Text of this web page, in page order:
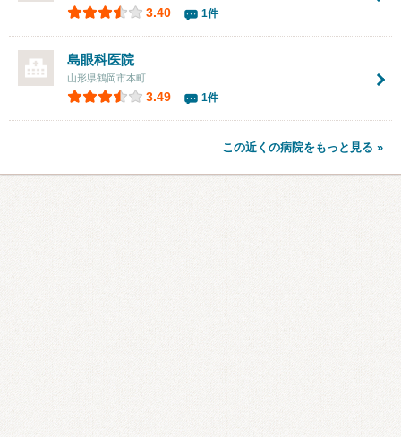
3.40 1件
島眼科医院
山形県鶴岡市本町
3.49 1件
この近くの病院をもっと見る »